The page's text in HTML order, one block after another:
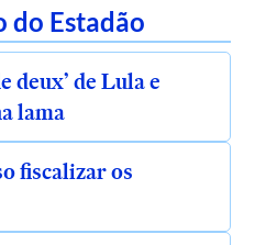
do Estadão
deux’ de Lula e
lama
fiscalizar os